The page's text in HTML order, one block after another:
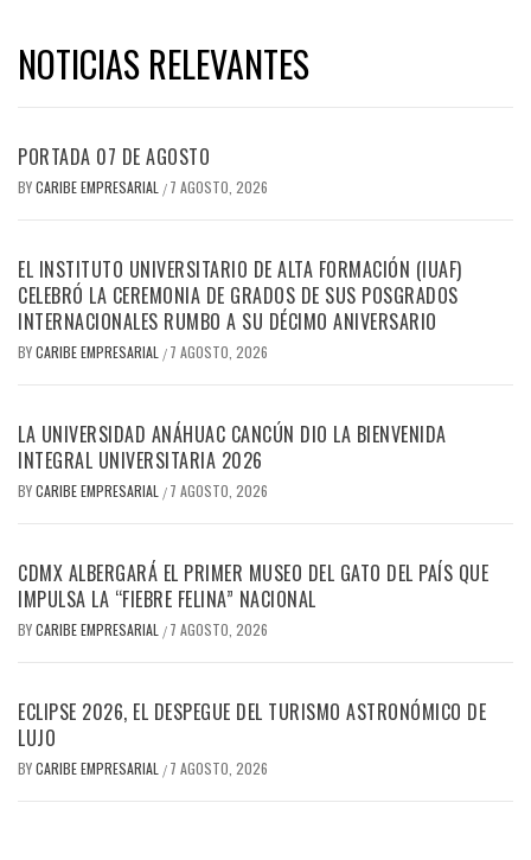
NOTICIAS RELEVANTES
PORTADA 07 DE AGOSTO
BYCARIBE EMPRESARIAL / 7 AGOSTO, 2026
EL INSTITUTO UNIVERSITARIO DE ALTA FORMACIÓN (IUAF)
CELEBRÓ LA CEREMONIA DE GRADOS DE SUS POSGRADOS
INTERNACIONALES RUMBO A SU DÉCIMO ANIVERSARIO
BYCARIBE EMPRESARIAL / 7 AGOSTO, 2026
LA UNIVERSIDAD ANÁHUAC CANCÚN DIO LA BIENVENIDA
INTEGRAL UNIVERSITARIA 2026
BYCARIBE EMPRESARIAL / 7 AGOSTO, 2026
CDMX ALBERGARÁ EL PRIMER MUSEO DEL GATO DEL PAÍS QUE
IMPULSA LA “FIEBRE FELINA” NACIONAL
BYCARIBE EMPRESARIAL / 7 AGOSTO, 2026
ECLIPSE 2026, EL DESPEGUE DEL TURISMO ASTRONÓMICO DE
LUJO
BYCARIBE EMPRESARIAL / 7 AGOSTO, 2026